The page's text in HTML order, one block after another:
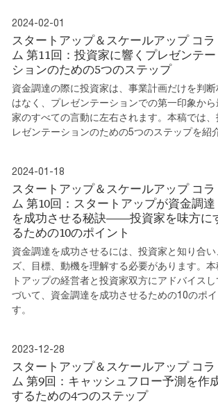
2024-02-01
スタートアップ＆スケールアップ コラ
ム 第11回：投資家に響くプレゼンテー
ションのための5つのステップ
資金調達の際に投資家は、事業計画だけを判
はなく、プレゼンテーションでの第一印象か
家のすべての言動に左右されます。本稿では
レゼンテーションのための5つのステップを紹
2024-01-18
スタートアップ＆スケールアップ コラ
ム 第10回：スタートアップが資金調達
を成功させる秘訣――投資家を味方に
るための10のポイント
資金調達を成功させるには、投資家と知り合
ズ、目標、動機を理解する必要があります。
トアップの経営者と投資家双方にアドバイス
づいて、資金調達を成功させるための10のポ
す。
2023-12-28
スタートアップ＆スケールアップ コラ
ム 第9回：キャッシュフロー予測を作
するための4つのステップ